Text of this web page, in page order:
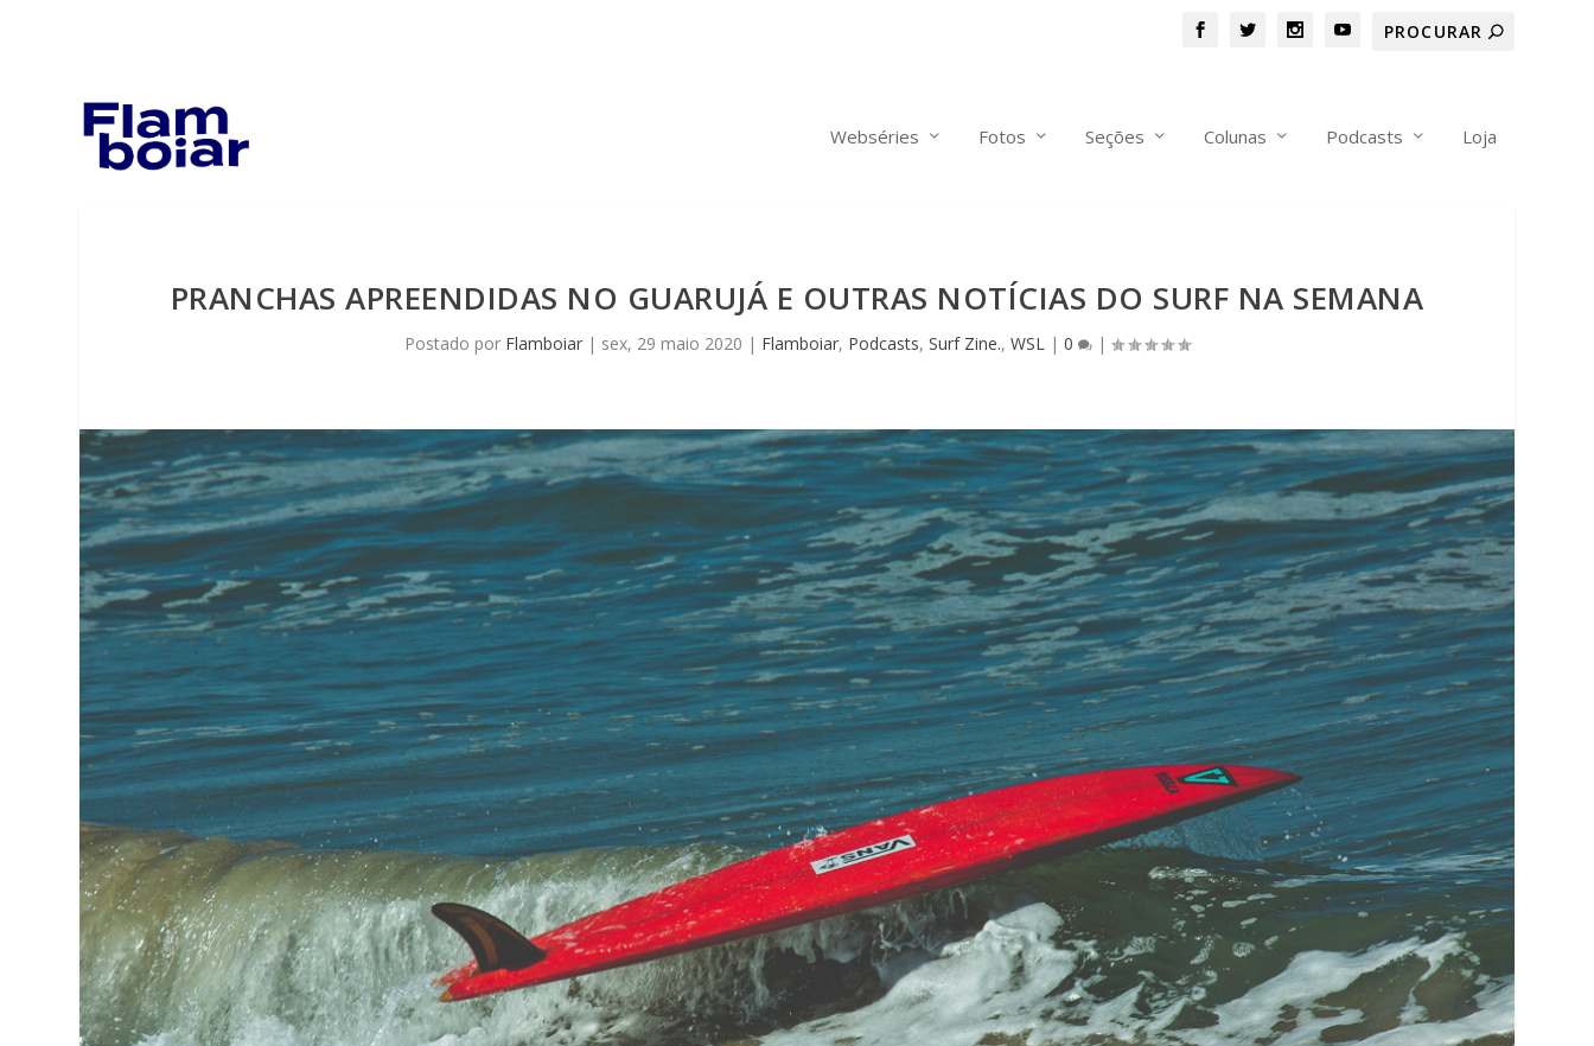
Webséries Fotos Seções Colunas Podcasts Loja
PRANCHAS APREENDIDAS NO GUARUJÁ E OUTRAS NOTÍCIAS DO SURF NA SEMANA
Postado por Flamboiar | sex, 29 maio 2020 | Flamboiar, Podcasts, Surf Zine., WSL | 0 |